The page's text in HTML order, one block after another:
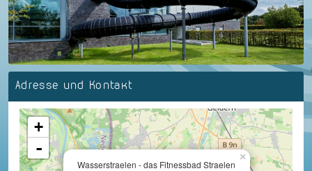
Adresse und Kontakt
×
Wasserstraelen - das Fitnessbad Straelen
+
-